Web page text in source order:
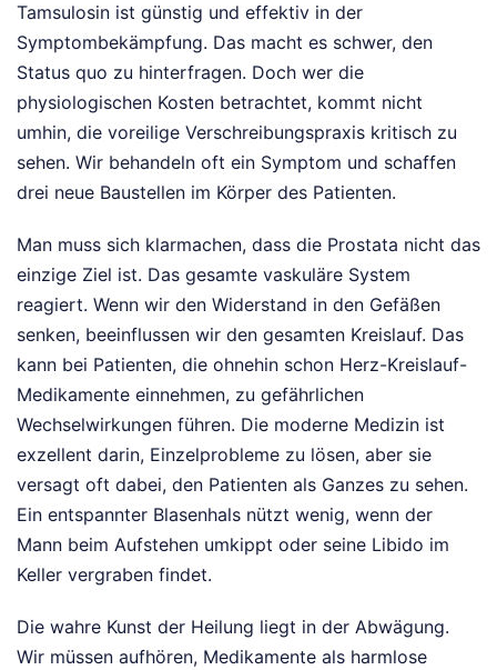
Tamsulosin ist günstig und effektiv in der
Symptombekämpfung. Das macht es schwer, den
Status quo zu hinterfragen. Doch wer die
physiologischen Kosten betrachtet, kommt nicht
umhin, die voreilige Verschreibungspraxis kritisch zu
sehen. Wir behandeln oft ein Symptom und schaffen
drei neue Baustellen im Körper des Patienten.
Man muss sich klarmachen, dass die Prostata nicht das
einzige Ziel ist. Das gesamte vaskuläre System
reagiert. Wenn wir den Widerstand in den Gefäßen
senken, beeinflussen wir den gesamten Kreislauf. Das
kann bei Patienten, die ohnehin schon Herz-Kreislauf-
Medikamente einnehmen, zu gefährlichen
Wechselwirkungen führen. Die moderne Medizin ist
exzellent darin, Einzelprobleme zu lösen, aber sie
versagt oft dabei, den Patienten als Ganzes zu sehen.
Ein entspannter Blasenhals nützt wenig, wenn der
Mann beim Aufstehen umkippt oder seine Libido im
Keller vergraben findet.
Die wahre Kunst der Heilung liegt in der Abwägung.
Wir müssen aufhören, Medikamente als harmlose